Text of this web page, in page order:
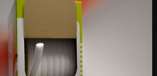
Lackieren
Menge